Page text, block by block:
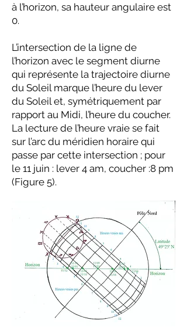
à l’horizon, sa hauteur angulaire est
0.
L’intersection de la ligne de
l’horizon avec le segment diurne
qui représente la trajectoire diurne
du Soleil marque l’heure du lever
du Soleil et, symétriquement par
rapport au Midi, l’heure du coucher.
La lecture de l’heure vraie se fait
sur l’arc du méridien horaire qui
passe par cette intersection ; pour
le 11 juin : lever 4 am, coucher :8 pm
(Figure 5).